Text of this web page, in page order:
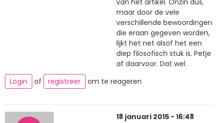
maar door de vele
verschillende bewoordingen
die eraan gegeven worden,
lijkt het net alsof het een
diep filosofisch stuk is. Petje
af daarvoor. Dat wel.
Login
of registreer om te reageren
18 januari 2015 - 16:48